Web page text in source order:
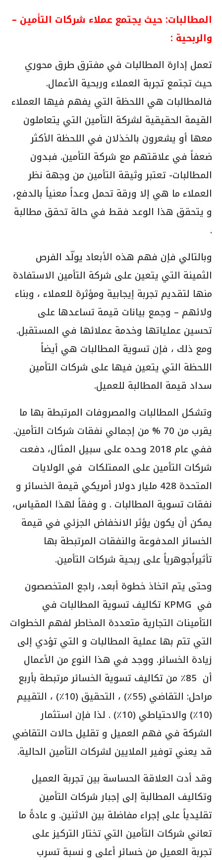
المطالبات: حيث يجتمع عملاء شركات التأمين –
والربحية :
تعمل إدارة المطالبات في مفترق طرق محوري
حيث تجتمع تجربة العملاء وربحية الأعمال.
فالمطالبات هي اللحظة التي يفهم فيها العملاء
القيمة الحقيقية لشركة التأمين التي يتعاملون
معها أو يشعرون بالخذلان في اللحظة الأكثر
ضعفاً في علاقتهم مع شركة التأمين. فبدون
المطالبات- تعتبر وثيقة التأمين من وجهة نظر
العملاء ما هي إلا ورقة تحمل وعداً معنياً بالدفع،
و يتحقق هذا الوعد فقط في حالة تحقق مطالبة
.
وبالتالي فإن فهم هذه الأبعاد يولّد الفرص
الثمينة التي يتعين على شركة التأمين الاستفادة
منها لتقديم تجربة إيجابية ومؤثرة للعملاء ، وبناء
ولائهم – وجمع بيانات قيمة تساعدها على
تحسين عملياتها وخدمة عملائها في المستقبل.
ومع ذلك ، فإن تسوية المطالبات هي أيضاً
اللحظة التي يتعين فيها على شركات التأمين
سداد قيمة المطالبة للعميل.
وتشكل المطالبات والمصروفات المرتبطة بها ما
يقرب من 70 % من إجمالي نفقات شركات التأمين.
ففي عام 2018 وحده على سبيل المثال، دفعت
شركات التأمين على الممتلكات في الولايات
المتحدة 428 مليار دولار أمريكي قيمة الخسائر و
نفقات تسوية المطالبات . و وفقاً لهذا المقياس،
يمكن أن يكون يؤثر الانخفاض الجزئي في قيمة
الخسائر المدفوعة والنفقات المرتبطة بها
تأثيراًجوهرياً على ربحية شركات التأمين.
وحتى يتم اتخاذ خطوة أبعد، راجع المتخصصون
في KPMG تكاليف تسوية المطالبات في
التأمينات التجارية متعددة المخاطر لفهم الخطوات
التي تتم بها عملية المطالبات و التي تؤدي إلى
زيادة الخسائر. ووجد في هذا النوع من الأعمال
أن 85٪ من تكاليف تسوية الخسائر مرتبطة بأربع
مراحل: التقاضي (55٪) ، التحقيق (10٪) ، التقييم
(10٪) والاحتياطي (10٪) . لذا فإن استثمار
الشركة في فهم العميل و تقليل حالات التقاضي
قد يعني توفير الملايين لشركات التأمين الحالية.
وقد أدت العلاقة الحساسة بين تجربة العميل
وتكاليف المطالبة إلى إجبار شركات التأمين
تقليدياً على إجراء مفاضلة بين الاثنين. و عادةً ما
تعاني شركات التأمين التي تختار التركيز على
تجربة العميل من خسائر أعلى و نسبة تسرب